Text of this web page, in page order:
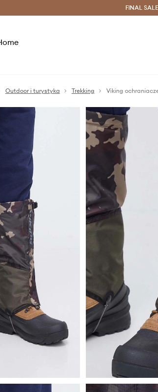
Oszczędzaj zFINAL
Outdoor i turystyka Trekking Viking